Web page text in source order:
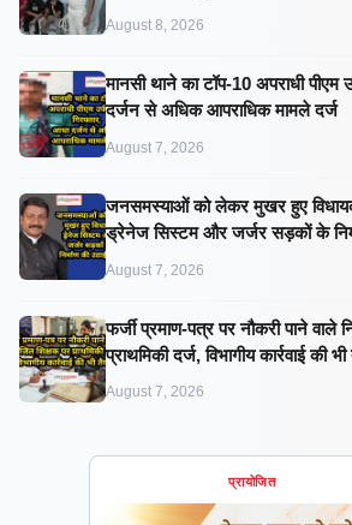
August 8, 2026
मानसी थाने का टॉप-10 अपराधी पीएम
दर्जन से अधिक आपराधिक मामले दर्ज
August 7, 2026
जनसमस्याओं को लेकर मुखर हुए
ड्रेनेज सिस्टम और जर्जर सड़कों के
August 7, 2026
फर्जी प्रमाण-पत्र पर नौकरी पाने वाले
प्राथमिकी दर्ज, विभागीय कार्रवाई की भी
August 7, 2026
प्रायोजित